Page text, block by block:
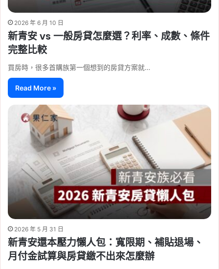
2026 年 6 月 10 日
新青安 vs 一般房貸怎麼選？利率、成數、條件
完整比較
買房時，很多首購族第一個想到的房貸方案就…
Read More »
2026 年 5 月 31 日
新青安還本壓力懶人包：寬限期、補貼退場、
月付金試算與房貸繳不出來怎麼辦